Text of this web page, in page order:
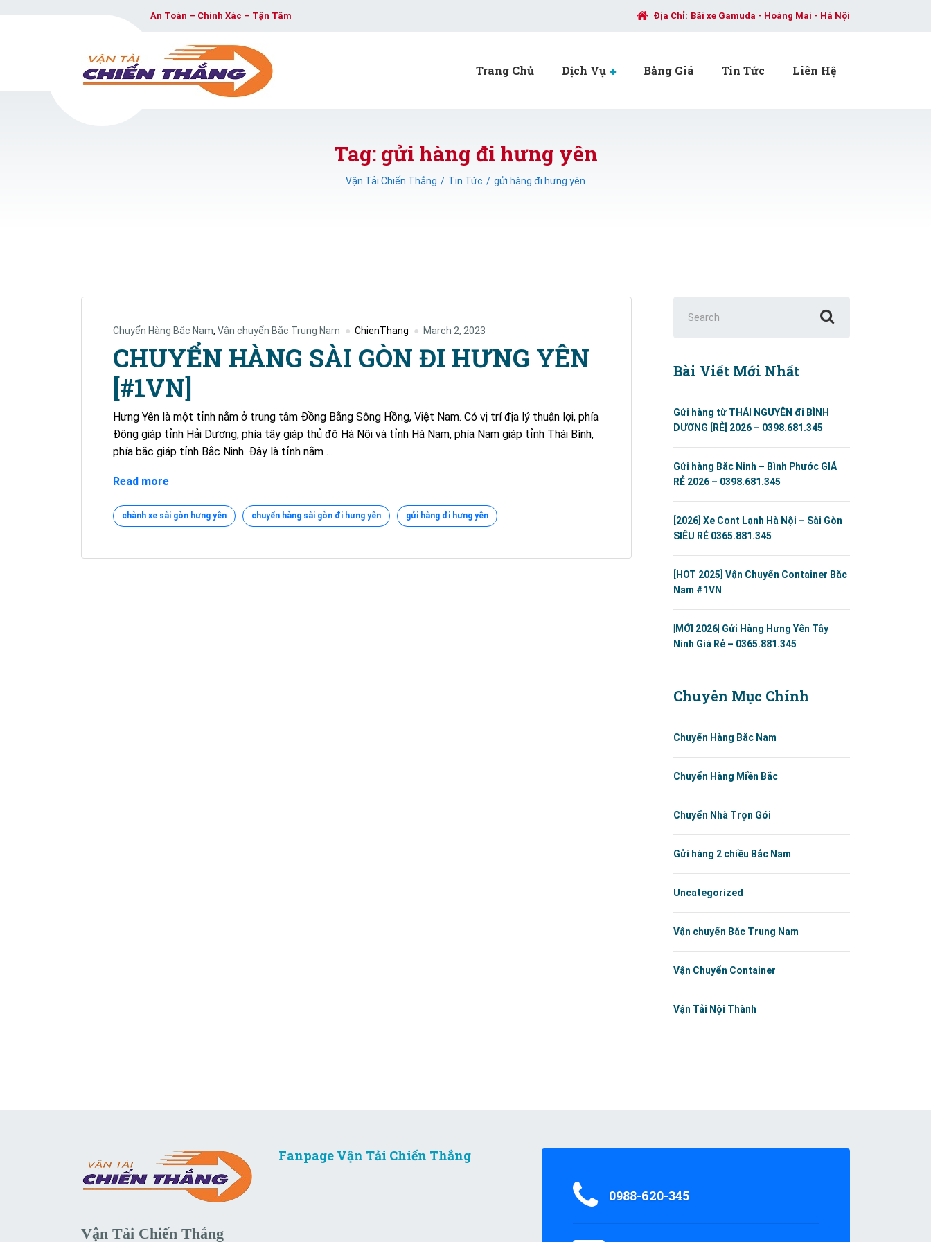
An Toàn – Chính Xác – Tận Tâm Địa Chỉ: Bãi xe Gamuda - Hoàng Mai - Hà Nội
Trang Chủ Dịch Vụ Bảng Giá Tin Tức Liên Hệ
Tag: gửi hàng đi hưng yên
Vận Tải Chiến Thắng Tin Tức gửi hàng đi hưng yên
Chuyển Hàng Bắc Nam, Vận chuyển Bắc Trung Nam ChienThang March 2, 2023
CHUYỂN HÀNG SÀI GÒN ĐI HƯNG YÊN
[#1VN]
Hưng Yên là một tỉnh nằm ở trung tâm Đồng Bằng Sông Hồng, Việt Nam. Có vị trí địa lý thuận lợi, phía
Đông giáp tỉnh Hải Dương, phía tây giáp thủ đô Hà Nội và tỉnh Hà Nam, phía Nam giáp tỉnh Thái Bình,
phía bắc giáp tỉnh Bắc Ninh. Đây là tỉnh nằm …
Read moreCHUYỂN
SÀI
chành xe sài gòn hưng yên chuyển hàng sài gòn đi hưng yên gửi hàng đi hưng yên
for:
Bài Viết Mới Nhất
Gửi hàng từ THÁI NGUYÊN đi BÌNH
DƯƠNG [RẺ] 2026 – 0398.681.345
Gửi hàng Bắc Ninh – Bình Phước GIÁ
RẺ 2026 – 0398.681.345
[2026] Xe Cont Lạnh Hà Nội – Sài Gòn
SIÊU RẺ 0365.881.345
[HOT 2025] Vận Chuyển Container Bắc
Nam #1VN
|MỚI 2026| Gửi Hàng Hưng Yên Tây
Ninh Giá Rẻ – 0365.881.345
Chuyên Mục Chính
Chuyển Hàng Bắc Nam
Chuyển Hàng Miền Bắc
Chuyển Nhà Trọn Gói
Gửi hàng 2 chiều Bắc Nam
Uncategorized
Vận chuyển Bắc Trung Nam
Vận Chuyển Container
Vận Tải Nội Thành
Vận Tải Chiến Thắng
Fanpage Vận Tải Chiến Thắng
0988-620-345